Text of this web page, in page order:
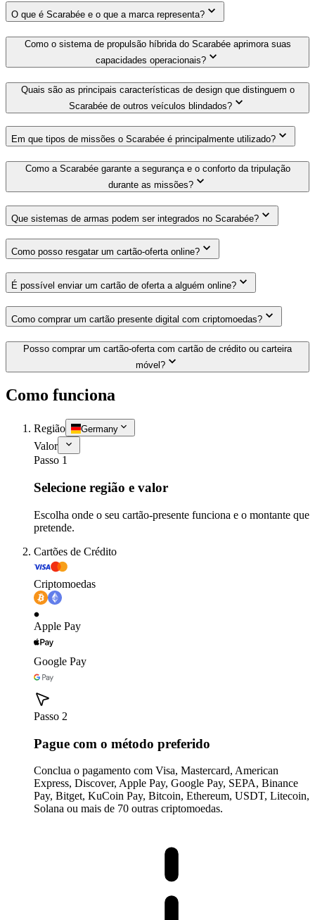
O que é Scarabée e o que a marca representa?
Como o sistema de propulsão híbrida do Scarabée aprimora suas
capacidades operacionais?
Quais são as principais características de design que distinguem o
Scarabée de outros veículos blindados?
Em que tipos de missões o Scarabée é principalmente utilizado?
Como a Scarabée garante a segurança e o conforto da tripulação
durante as missões?
Que sistemas de armas podem ser integrados no Scarabée?
Como posso resgatar um cartão-oferta online?
É possível enviar um cartão de oferta a alguém online?
Como comprar um cartão presente digital com criptomoedas?
Posso comprar um cartão-oferta com cartão de crédito ou carteira
móvel?
Como funciona
Região Germany
Valor
Passo 1
Selecione região e valor
Escolha onde o seu cartão-presente funciona e o montante que
pretende.
Cartões de Crédito
Criptomoedas
Apple Pay
Google Pay
Passo 2
Pague com o método preferido
Conclua o pagamento com Visa, Mastercard, American
Express, Discover, Apple Pay, Google Pay, SEPA, Binance
Pay, Bitget, KuCoin Pay, Bitcoin, Ethereum, USDT, Litecoin,
Solana ou mais de 70 outras criptomoedas.